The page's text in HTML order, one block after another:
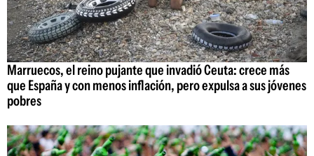
Marruecos, el reino pujante que invadió Ceuta: crece más
que España y con menos inflación, pero expulsa a sus jóvenes
pobres